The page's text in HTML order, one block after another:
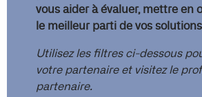
vous aider à évaluer, mettre en
le meilleur parti de vos
Utilisez les filtres ci-dessous
votre partenaire et visitez le
partenaire.